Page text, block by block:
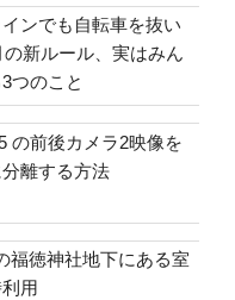
ンでも自転車を抜い
新ルール、実はみん
つのこと
の前後カメラ2映像を
離する方法
福徳神社地下にある室
用